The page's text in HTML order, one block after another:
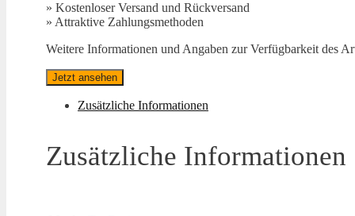
» Kostenloser Versand und Rückversand
» Attraktive Zahlungsmethoden
Weitere Informationen und Angaben zur Verfügbarkeit des
Jetzt ansehen
Zusätzliche Informationen
Zusätzliche Informationen